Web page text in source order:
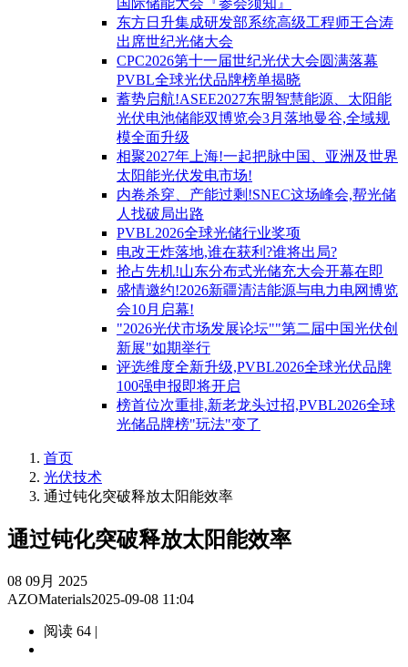
国际储能大会『参会须知』
东方日升集成研发部系统高级工程师王合涛
出席世纪光储大会
CPC2026第十一届世纪光伏大会圆满落幕
PVBL全球光伏品牌榜单揭晓
蓄势启航!ASEE2027东盟智慧能源、太阳能
光伏电池储能双博览会3月落地曼谷,全域规
模全面升级
相聚2027年上海!一起把脉中国、亚洲及世界
太阳能光伏发电市场!
内卷杀穿、产能过剩!SNEC这场峰会,帮光储
人找破局出路
PVBL2026全球光储行业奖项
电改王炸落地,谁在获利?谁将出局?
抢占先机!山东分布式光储充大会开幕在即
盛情邀约!2026新疆清洁能源与电力电网博览
会10月启幕!
"2026光伏市场发展论坛""第二届中国光伏创
新展"如期举行
评选维度全新升级,PVBL2026全球光伏品牌
100强申报即将开启
榜首位次重排,新老龙头过招,PVBL2026全球
光储品牌榜"玩法"变了
首页
光伏技术
通过钝化突破释放太阳能效率
通过钝化突破释放太阳能效率
08 09月 2025
AZOMaterials2025-09-08 11:04
阅读 64 |